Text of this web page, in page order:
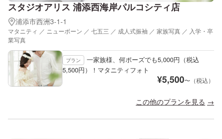
スタジオアリス 浦添西海岸パルコシティ店
浦添市西洲3-1-1
マタニティ ／ ニューボーン ／ 七五三 ／ 成人式振袖 ／ 家族写真 ／ 入学・卒
業写真
プラン
一家族様、何ポーズでも5,000円（税込
5,500円）！マタニティフォト
¥5,500〜（税込）
この他のプランを見る